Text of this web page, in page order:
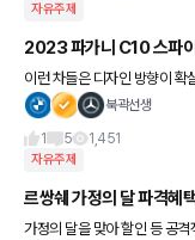
자유주제
2023 파가니 C10 스파
이런 차들은 디자인 방향이 확
북곽선생
1
5 1,451
자유주제
르쌍쉐 가정의 달 파격혜
가정의 달을 맞아 할인 등 공